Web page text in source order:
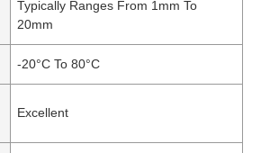
Typically Ranges From 1mm To
20mm
-20°C To 80°C
Excellent